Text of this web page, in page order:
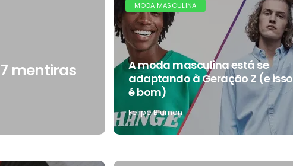
mentiras
MODA MASCULINA
A moda masculina está se
adaptando à Geração Z (e isso
é bom)
Felipe Blumen